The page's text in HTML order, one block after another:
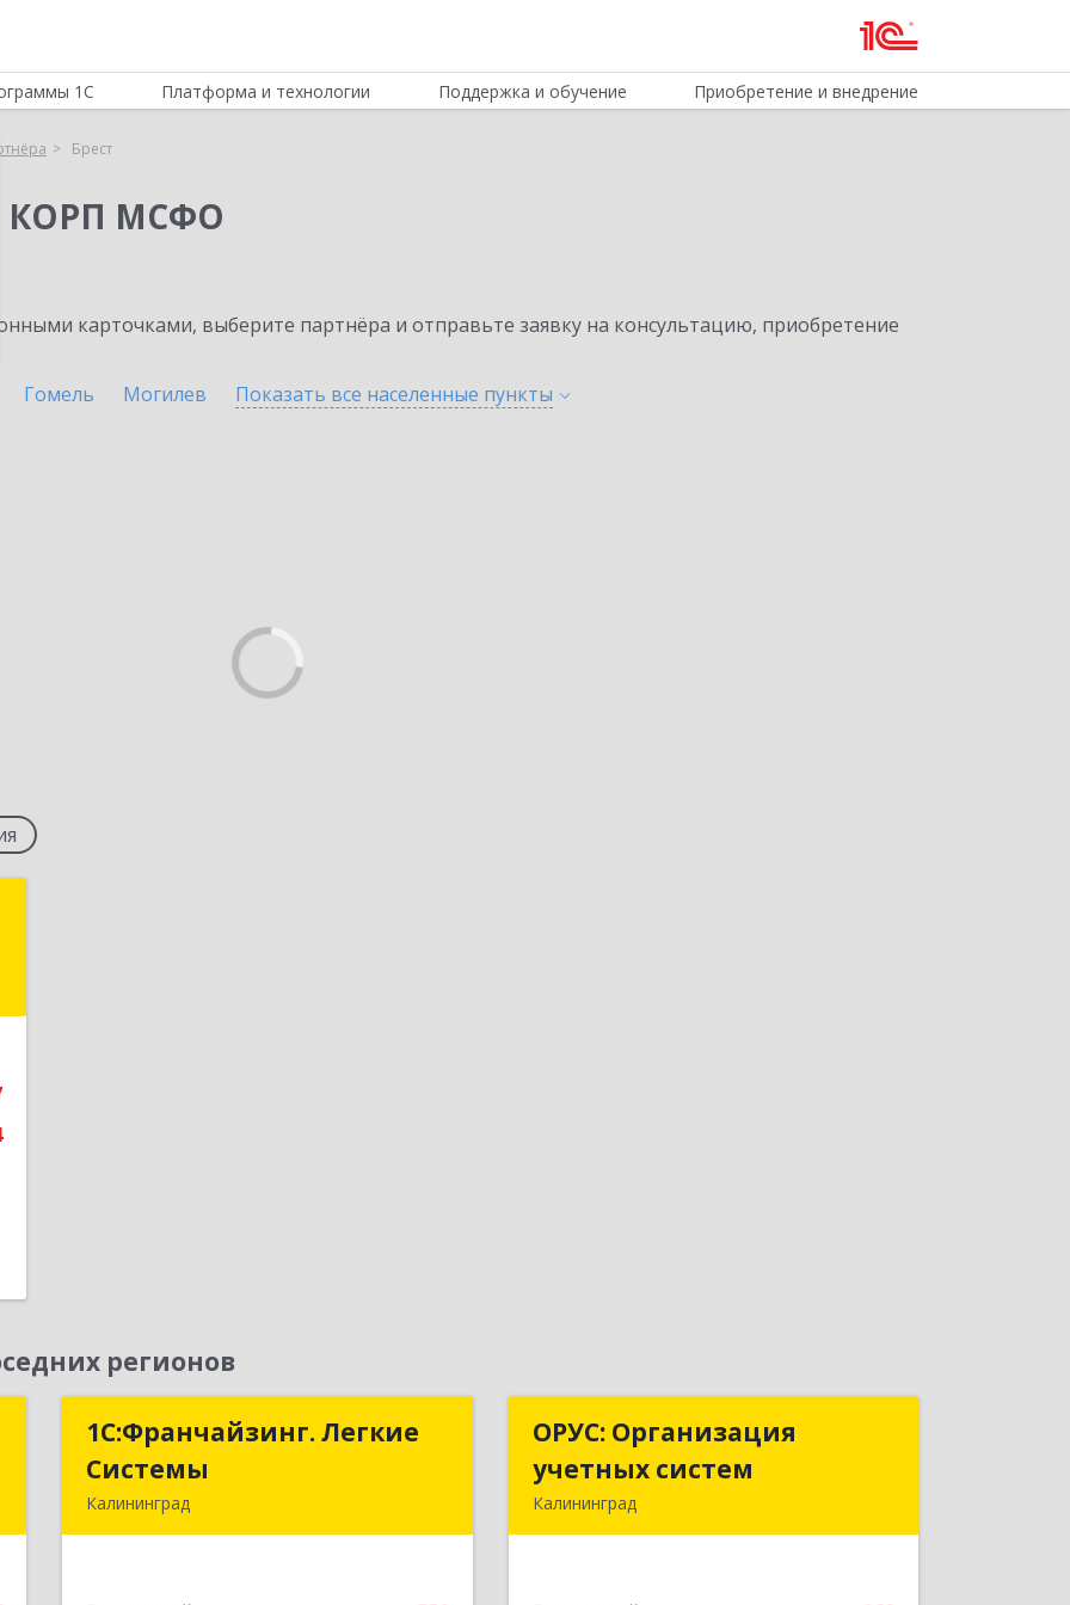
1С Платформа и технологии Поддержка и обучение Приобретение и внедрение
Брест
КОРП МСФО
карточками, выберите партнёра и отправьте заявку на консультацию, приобретение
Гомель Могилев Показать все населенные пункты
регионов
1С:Франчайзинг. Легкие
Системы
Калининград
1С:Франчайзинг. Легкие
ОРУС: Организация
учетных систем
Калининград
ОРУС: Организация
учетных систем